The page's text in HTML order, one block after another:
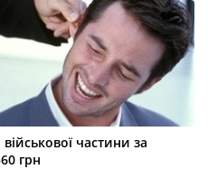
частини за
грн